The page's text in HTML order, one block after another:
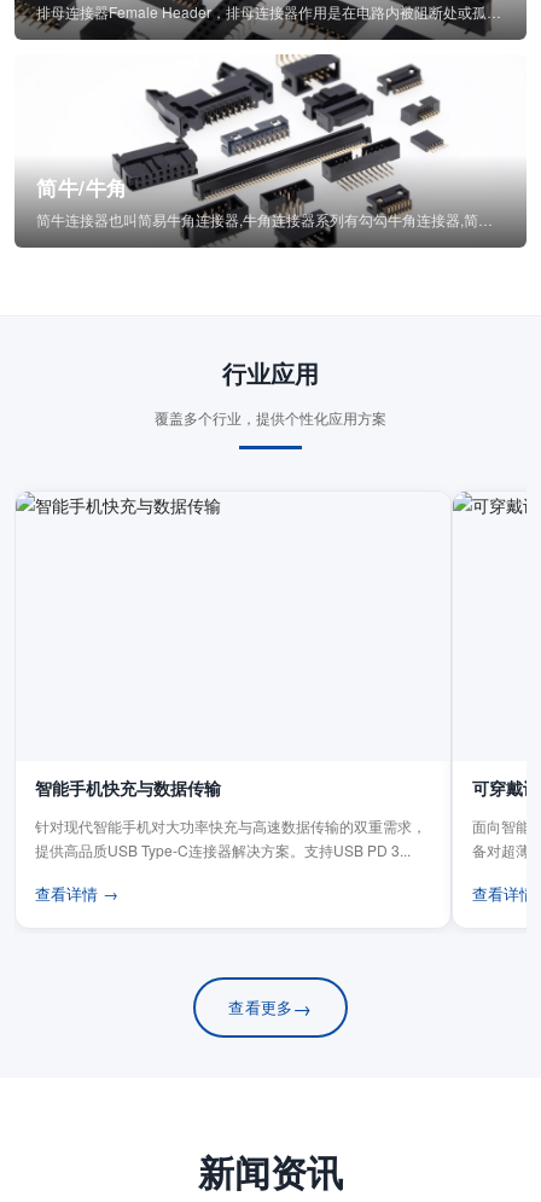
排母连接器Female Header，排母连接器作用是在电路内被阻断处或孤立不通...
简牛/牛角
行业应用
覆盖多个行业，提供个性化应用方案
智能手机快充与数据传输
针对现代智能手机对大功率快充与高速数据传输的双重需求，
提供高品质USB Type-C连接器解决方案。支持USB PD 3...
查看详情 →
可穿戴
面向智能
备对超薄
查看详
查看更多→
新闻资讯